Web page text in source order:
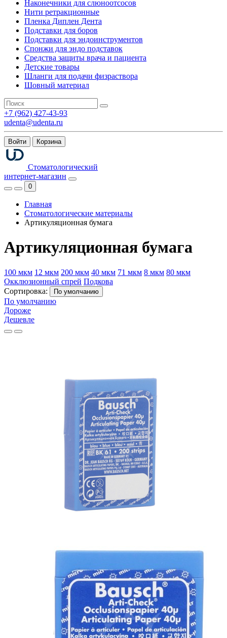
Наконечники для слюноотсосов
Нити ретракционные
Пленка Диплен Дента
Подставки для боров
Подставки для эндоинструментов
Спонжи для эндо подставок
Средства защиты врача и пациента
Детские товары
Шланги для подачи физраствора
Шовный материал
+7 (962) 427-43-93
udenta@udenta.ru
Войти Корзина
Стоматологический
интернет-магазин
0
Главная
Стоматологические материалы
Артикуляционная бумага
Артикуляционная бумага
100 мкм 12 мкм 200 мкм 40 мкм 71 мкм 8 мкм 80 мкм
Окклюзионный спрей Подкова
Сортировка:
По умолчанию
По умолчанию
Дороже
Дешевле